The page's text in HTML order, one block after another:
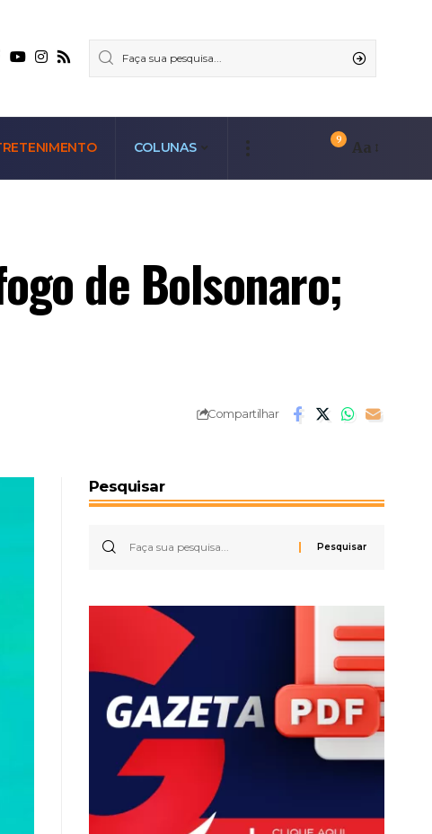
COLUNAS
9 Aa
de Bolsonaro;
Compartilhar
Pesquisar